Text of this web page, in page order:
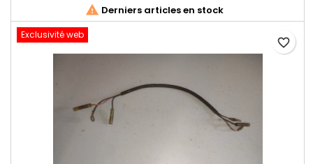
 Derniers articles en stock
Exclusivité web
favorite_border